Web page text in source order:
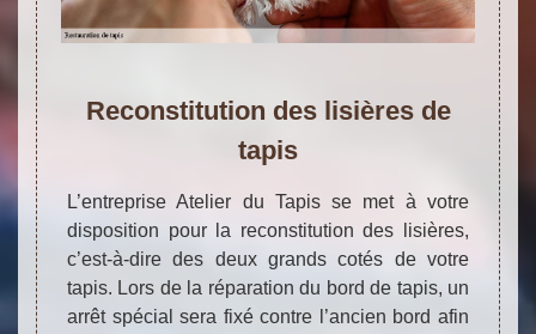
Reconstitution des lisières de
tapis
L’entreprise Atelier du Tapis se met à votre
disposition pour la reconstitution des lisières,
c’est-à-dire des deux grands cotés de votre
tapis. Lors de la réparation du bord de tapis, un
arrêt spécial sera fixé contre l’ancien bord afin